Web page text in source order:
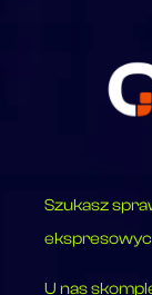
Szukasz
U nas